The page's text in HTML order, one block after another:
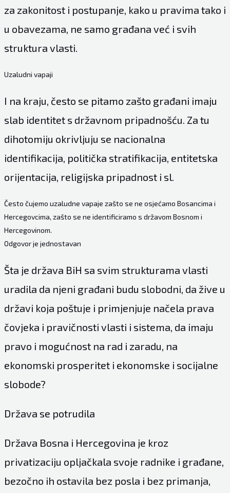
za zakonitost i postupanje, kako u pravima tako i
u obavezama, ne samo građana već i svih
struktura vlasti.
Uzaludni vapaji
I na kraju, često se pitamo zašto građani imaju
slab identitet s državnom pripadnošću. Za tu
dihotomiju okrivljuju se nacionalna
identifikacija, politička stratifikacija, entitetska
orijentacija, religijska pripadnost i sl.
Često čujemo uzaludne vapaje zašto se ne osjećamo Bosancima i
Hercegovcima, zašto se ne identificiramo s državom Bosnom i
Hercegovinom.
Odgovor je jednostavan
Šta je država BiH sa svim strukturama vlasti
uradila da njeni građani budu slobodni, da žive u
državi koja poštuje i primjenjuje načela prava
čovjeka i pravičnosti vlasti i sistema, da imaju
pravo i mogućnost na rad i zaradu, na
ekonomski prosperitet i ekonomske i socijalne
slobode?
Država se potrudila
Država Bosna i Hercegovina je kroz
privatizaciju opljačkala svoje radnike i građane,
bezočno ih ostavila bez posla i bez primanja,